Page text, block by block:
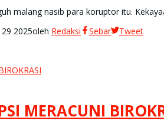
malang nasib para koruptor itu.
29 2025oleh Redaksi Sebar Tweet
MERACUNI